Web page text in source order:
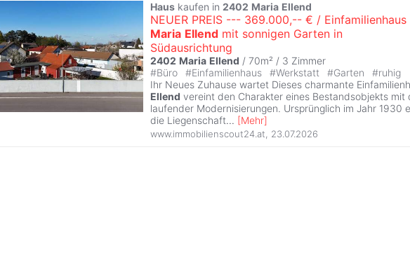
Haus kaufen in 2402 Maria Ellend
NEUER PREIS --- 369.000,-- € / Einfamilienhaus
Maria Ellend mit sonnigen Garten in
Südausrichtung
2402 Maria Ellend / 70m² / 3 Zimmer
#Büro #Einfamilienhaus #Werkstatt #Garten #ruhig
Ihr Neues Zuhause wartet Dieses charmante
Ellend vereint den Charakter eines Bestandsobjekts mit
laufender Modernisierungen. Ursprünglich im Jahr 1930
die Liegenschaft... [Mehr]
www.immobilienscout24.at 23.07.2026